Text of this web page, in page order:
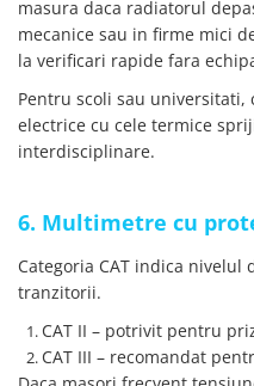
masura daca radiatorul
mecanice sau in firme mici
la verificari rapide fara
Pentru scoli sau
electrice cu cele termice
interdisciplinare.
6. Multimetre cu
Categoria CAT indica
tranzitorii.
CAT II – potrivit pentru
CAT III – recomandat